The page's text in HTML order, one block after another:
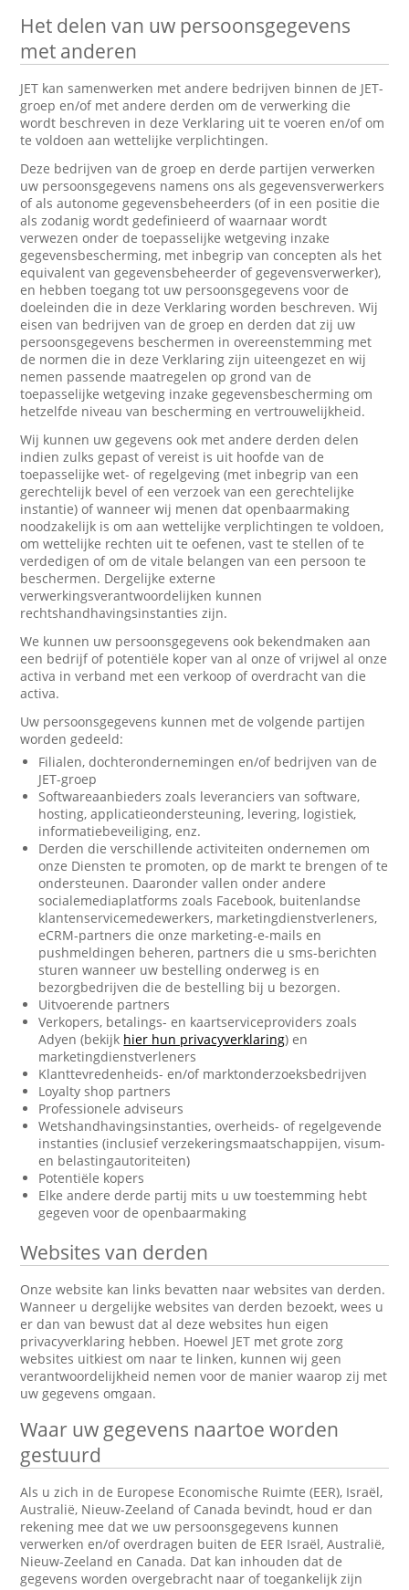
Het delen van uw persoonsgegevens
met anderen
JET kan samenwerken met andere bedrijven binnen de JET-
groep en/of met andere derden om de verwerking die
wordt beschreven in deze Verklaring uit te voeren en/of om
te voldoen aan wettelijke verplichtingen.
Deze bedrijven van de groep en derde partijen verwerken
uw persoonsgegevens namens ons als gegevensverwerkers
of als autonome gegevensbeheerders (of in een positie die
als zodanig wordt gedefinieerd of waarnaar wordt
verwezen onder de toepasselijke wetgeving inzake
gegevensbescherming, met inbegrip van concepten als het
equivalent van gegevensbeheerder of gegevensverwerker),
en hebben toegang tot uw persoonsgegevens voor de
doeleinden die in deze Verklaring worden beschreven. Wij
eisen van bedrijven van de groep en derden dat zij uw
persoonsgegevens beschermen in overeenstemming met
de normen die in deze Verklaring zijn uiteengezet en wij
nemen passende maatregelen op grond van de
toepasselijke wetgeving inzake gegevensbescherming om
hetzelfde niveau van bescherming en vertrouwelijkheid.
Wij kunnen uw gegevens ook met andere derden delen
indien zulks gepast of vereist is uit hoofde van de
toepasselijke wet- of regelgeving (met inbegrip van een
gerechtelijk bevel of een verzoek van een gerechtelijke
instantie) of wanneer wij menen dat openbaarmaking
noodzakelijk is om aan wettelijke verplichtingen te voldoen,
om wettelijke rechten uit te oefenen, vast te stellen of te
verdedigen of om de vitale belangen van een persoon te
beschermen. Dergelijke externe
verwerkingsverantwoordelijken kunnen
rechtshandhavingsinstanties zijn.
We kunnen uw persoonsgegevens ook bekendmaken aan
een bedrijf of potentiële koper van al onze of vrijwel al onze
activa in verband met een verkoop of overdracht van die
activa.
Uw persoonsgegevens kunnen met de volgende partijen
worden gedeeld:
Filialen, dochterondernemingen en/of bedrijven van de
JET-groep
Softwareaanbieders zoals leveranciers van software,
hosting, applicatieondersteuning, levering, logistiek,
informatiebeveiliging, enz.
Derden die verschillende activiteiten ondernemen om
onze Diensten te promoten, op de markt te brengen of te
ondersteunen. Daaronder vallen onder andere
socialemediaplatforms zoals Facebook, buitenlandse
klantenservicemedewerkers, marketingdienstverleners,
eCRM-partners die onze marketing-e-mails en
pushmeldingen beheren, partners die u sms-berichten
sturen wanneer uw bestelling onderweg is en
bezorgbedrijven die de bestelling bij u bezorgen.
Uitvoerende partners
Verkopers, betalings- en kaartserviceproviders zoals
Adyen (bekijk hier hun privacyverklaring) en
marketingdienstverleners
Klanttevredenheids- en/of marktonderzoeksbedrijven
Loyalty shop partners
Professionele adviseurs
Wetshandhavingsinstanties, overheids- of regelgevende
instanties (inclusief verzekeringsmaatschappijen, visum-
en belastingautoriteiten)
Potentiële kopers
Elke andere derde partij mits u uw toestemming hebt
gegeven voor de openbaarmaking
Websites van derden
Onze website kan links bevatten naar websites van derden.
Wanneer u dergelijke websites van derden bezoekt, wees u
er dan van bewust dat al deze websites hun eigen
privacyverklaring hebben. Hoewel JET met grote zorg
websites uitkiest om naar te linken, kunnen wij geen
verantwoordelijkheid nemen voor de manier waarop zij met
uw gegevens omgaan.
Waar uw gegevens naartoe worden
gestuurd
Als u zich in de Europese Economische Ruimte (EER), Israël,
Australië, Nieuw-Zeeland of Canada bevindt, houd er dan
rekening mee dat we uw persoonsgegevens kunnen
verwerken en/of overdragen buiten de EER Israël, Australië,
Nieuw-Zeeland en Canada. Dat kan inhouden dat de
gegevens worden overgebracht naar of toegankelijk zijn